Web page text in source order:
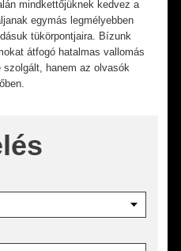
mindkettőjüknek kedvez a
egymás legmélyebben
tükörpontjaira. Bízunk
átfogó hatalmas vallomás
hanem az olvasók